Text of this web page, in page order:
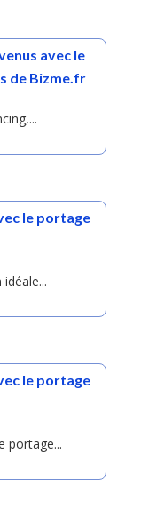
avec le
de Bizme.fr
le portage
le portage
portage...